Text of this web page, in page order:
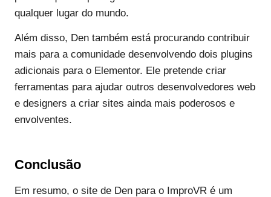
qualquer lugar do mundo.
Além disso, Den também está procurando contribuir
mais para a comunidade desenvolvendo dois plugins
adicionais para o Elementor. Ele pretende criar
ferramentas para ajudar outros desenvolvedores web
e designers a criar sites ainda mais poderosos e
envolventes.
Conclusão
Em resumo, o site de Den para o ImproVR é um